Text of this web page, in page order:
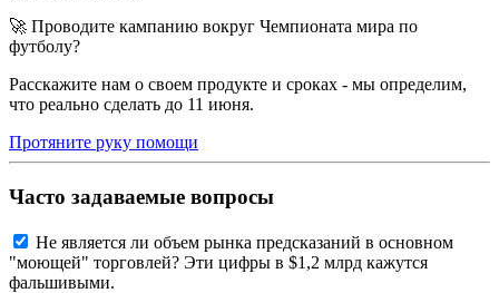
🚀 Проводите кампанию вокруг Чемпионата мира по
футболу?
Расскажите нам о своем продукте и сроках - мы определим,
что реально сделать до 11 июня.
Протяните руку помощи
Часто задаваемые вопросы
Не является ли объем рынка предсказаний в основном
"моющей" торговлей? Эти цифры в $1,2 млрд кажутся
фальшивыми.